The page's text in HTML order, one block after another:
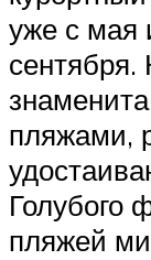
уже с мая
сентября.
пляжами,
Голубого
пляжей